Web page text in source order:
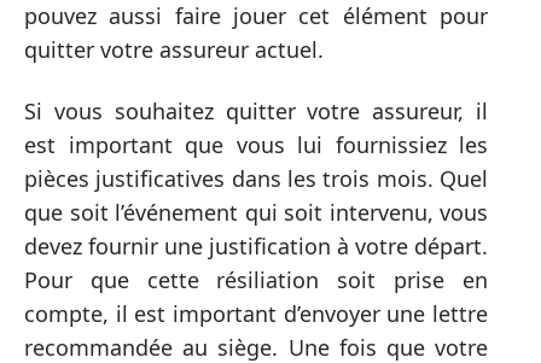
pouvez aussi faire jouer cet élément pour
quitter votre assureur actuel.
Si vous souhaitez quitter votre assureur, il
est important que vous lui fournissiez les
pièces justificatives dans les trois mois. Quel
que soit l’événement qui soit intervenu, vous
devez fournir une justification à votre départ.
Pour que cette résiliation soit prise en
compte, il est important d’envoyer une lettre
recommandée au siège. Une fois que votre